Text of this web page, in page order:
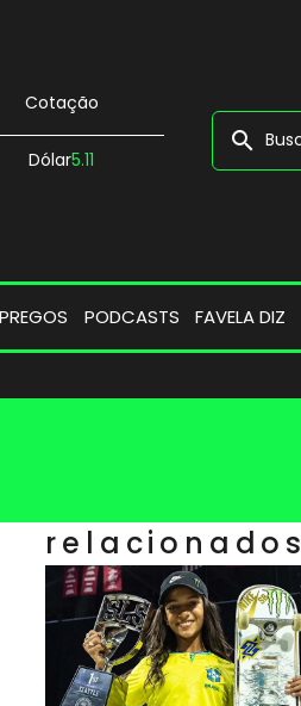
Cotação
Dólar5.11
search
PODCASTS FAVELA DIZ
relacionados